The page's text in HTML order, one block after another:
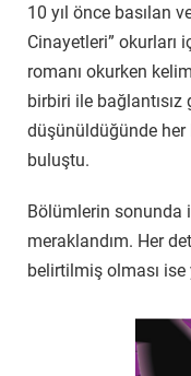
10 yıl önce basılan
Cinayetleri” okurları
romanı okurken
birbiri ile
düşünüldüğünde her
buluştu.
Bölümlerin sonunda
meraklandım. Her
belirtilmiş olması ise